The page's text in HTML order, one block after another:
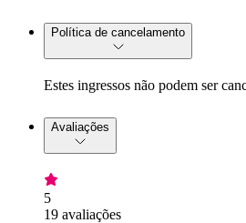
Política de cancelamento
Estes ingressos não podem ser
Avaliações
5
19 avaliações